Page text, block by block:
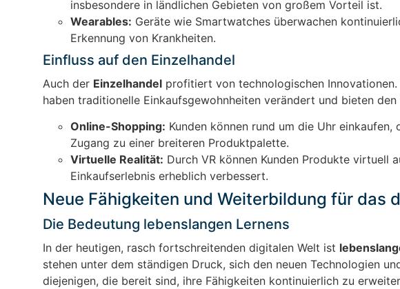
insbesondere in ländlichen Gebieten von großem Vorteil ist.
Wearables: Geräte wie Smartwatches überwachen
Erkennung von Krankheiten.
Einfluss auf den Einzelhandel
Auch der Einzelhandel profitiert von technologischen
haben traditionelle Einkaufsgewohnheiten verändert und bieten
Online-Shopping: Kunden können rund um die Uhr einkaufen,
Zugang zu einer breiteren Produktpalette.
Virtuelle Realität: Durch VR können Kunden Produkte virtuell
Einkaufserlebnis erheblich verbessert.
Neue Fähigkeiten und Weiterbildung für das
Die Bedeutung lebenslangen Lernens
In der heutigen, rasch fortschreitenden digitalen Welt ist
stehen unter dem ständigen Druck, sich den neuen Technologien
diejenigen, die bereit sind, ihre Fähigkeiten kontinuierlich zu